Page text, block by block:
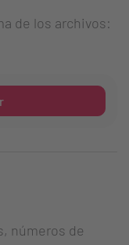
de los archivos:
números de